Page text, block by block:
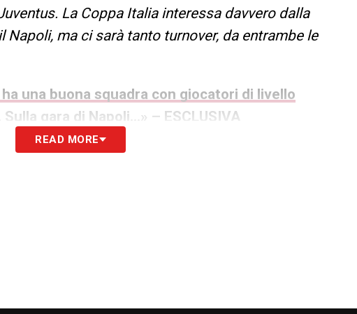
La Coppa Italia interessa davvero dalla
ma ci sarà tanto turnover, da entrambe le
una buona squadra con giocatori di livello
gara di Napoli…» – ESCLUSIVA
READ MORE